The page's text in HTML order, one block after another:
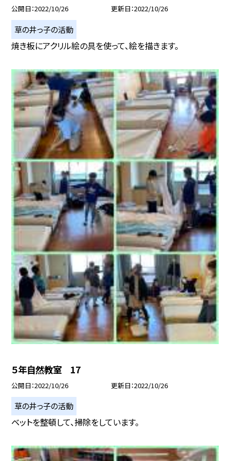
公開日 2022/10/26 更新日 2022/10/26
草の井っ子の活動
焼き板にアクリル絵の具を使って、絵を描きます。
５年自然教室 17
公開日 2022/10/26 更新日 2022/10/26
草の井っ子の活動
ベットを整頓して、掃除をしています。